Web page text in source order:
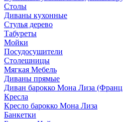
Столы
Диваны кухонные
Стулья дерево
Табуреты
Мойки
Посудосушители
Столешницы
Мягкая Мебель
Диваны прямые
Диван барокко Мона Лиза
Кресла
Кресло барокко Мона Лиза
Банкетки